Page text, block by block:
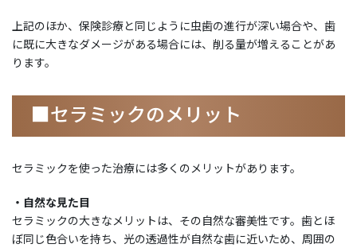
上記のほか、保険診療と同じように虫歯の進行が深い場合や、歯
に既に大きなダメージがある場合には、削る量が増えることがあ
ります。
■セラミックのメリット
セラミックを使った治療には多くのメリットがあります。
・自然な見た目
セラミックの大きなメリットは、その自然な審美性です。歯とほ
ぼ同じ色合いを持ち、光の透過性が自然な歯に近いため、周囲の